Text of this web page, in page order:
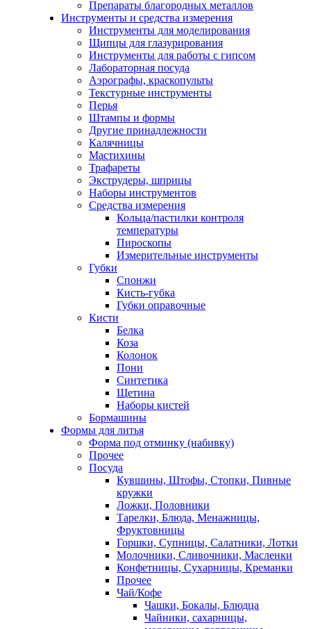
Препараты благородных металлов
Инструменты и средства измерения
Инструменты для моделирования
Щипцы для глазурирования
Инструменты для работы с гипсом
Лабораторная посуда
Аэрографы, краскопульты
Текстурные инструменты
Перья
Штампы и формы
Другие принадлежности
Калячницы
Мастихины
Трафареты
Экструдеры, шприцы
Наборы инструментов
Средства измерения
Кольца/пастилки контроля
температуры
Пироскопы
Измерительные инструменты
Губки
Спонжи
Кисть-губка
Губки оправочные
Кисти
Белка
Коза
Колонок
Пони
Синтетика
Щетина
Наборы кистей
Бормашины
Формы для литья
Форма под отминку (набивку)
Прочее
Посуда
Кувшины, Штофы, Стопки, Пивные
кружки
Ложки, Половники
Тарелки, Блюда, Менажницы,
Фруктовницы
Горшки, Супницы, Салатники, Лотки
Молочники, Сливочники, Масленки
Конфетницы, Сухарницы, Креманки
Прочее
Чай/Кофе
Чашки, Бокалы, Блюдца
Чайники, сахарницы,